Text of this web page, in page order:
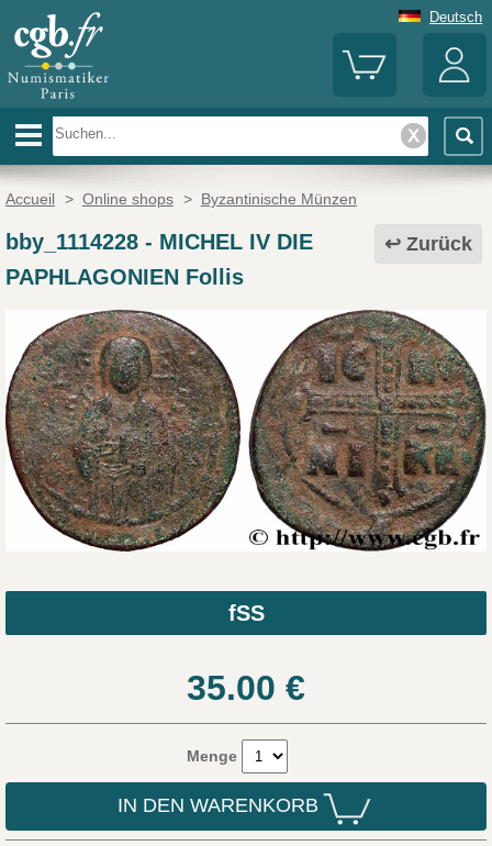
Deutsch
Accueil > Online shops > Byzantinische Münzen
Zurück
bby_1114228- MICHEL IV DIE
PAPHLAGONIEN Follis
fSS
35.00 €
Menge
IN DEN WARENKORB